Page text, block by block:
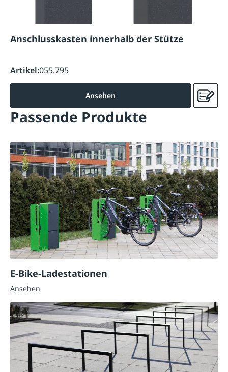
Anschlusskasten innerhalb der Stütze
Artikel:055.795
Ansehen
Passende Produkte
E-Bike-Ladestationen
Ansehen